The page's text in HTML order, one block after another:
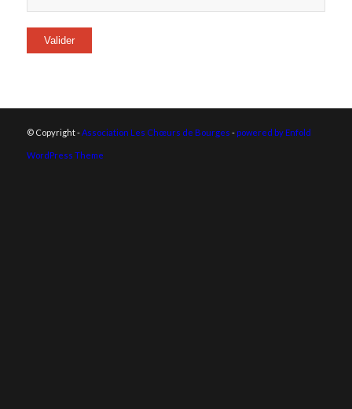
© Copyright - Association Les Chœurs de Bourges - powered by Enfold
WordPress Theme